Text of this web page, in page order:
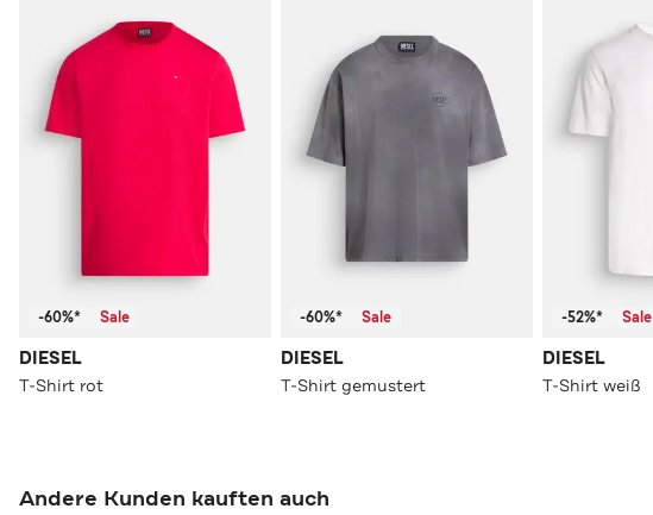
-60%* Sale
DIESEL
T-Shirt rot
-60%* Sale
DIESEL
T-Shirt gemustert
-52%* Sale
DIESEL
T-Shirt weiß
Andere Kunden kauften auch